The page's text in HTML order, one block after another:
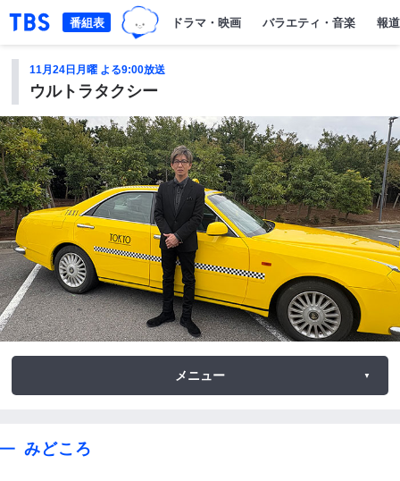
「TBSテレビ｜ときめくときを。」トップページ
ドラマ・映画 バラエティ・音楽 報
番組表
11月24日月曜 よる9:00放送
ウルトラタクシー
メニュー
みどころ